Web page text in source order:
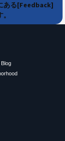
ある[Feedback]